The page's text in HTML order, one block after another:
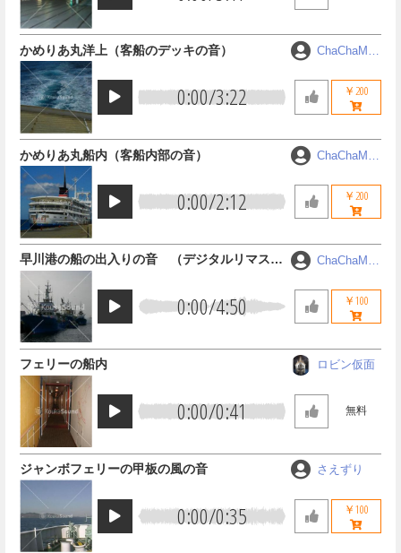
0:00/3:22
かめりあ丸洋上（客船のデッキの音）
ChaChaMA
￥200
0:00/2:12
かめりあ丸船内（客船内部の音）
ChaChaMA
￥200
0:00/4:50
早川港の船の出入りの音 （デジタルリマスタ
ChaChaMA
￥100
0:00/0:41
フェリーの船内 ロビン仮面
無料
0:00/0:35
ジャンボフェリーの甲板の風の音 さえずり
￥100